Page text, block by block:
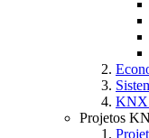
KNX
Projetos